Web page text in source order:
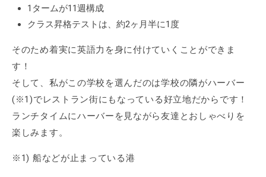
1タームが11週構成
クラス昇格テストは、約2ヶ月半に1度
そのため着実に英語力を身に付けていくことができま
す！
そして、私がこの学校を選んだのは学校の隣がハーバー
(※1)でレストラン街にもなっている好立地だからです！
ランチタイムにハーバーを見ながら友達とおしゃべりを
楽しみます。
※1) 船などが止まっている港